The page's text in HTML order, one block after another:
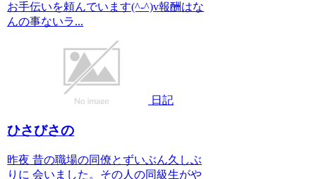
お手伝いを頼んでいます(^-^)v報酬はな
んの事ないラ...
日記
ひさびさの
昨夜 昔の職場の同僚とずいぶん久しぶ
りに 会いました。その人の同級生がや